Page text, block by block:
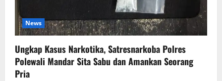
News
Ungkap Kasus Narkotika, Satresnarkoba Polres
Polewali Mandar Sita Sabu dan Amankan Seorang
Pria